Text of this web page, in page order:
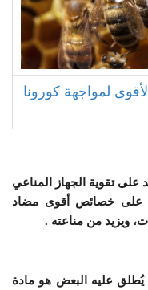
لمواجهة كورونا
تقوية الجهاز المناعي
على خصائص أقوى مضاد
ويزيد من مناعته .
يُطلق عليه البعض هو مادة